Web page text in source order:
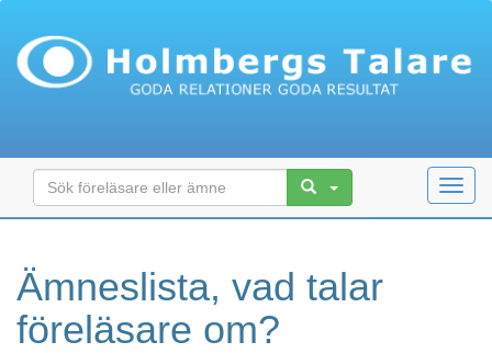
Ämneslista, vad talar
föreläsare om?